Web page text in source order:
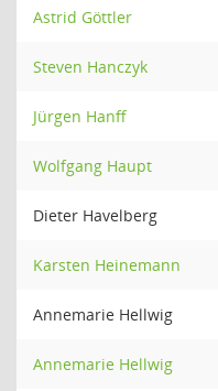
Astrid Göttler
Steven Hanczyk
Jürgen Hanff
Wolfgang Haupt
Dieter Havelberg
Karsten Heinemann
Annemarie Hellwig
Annemarie Hellwig